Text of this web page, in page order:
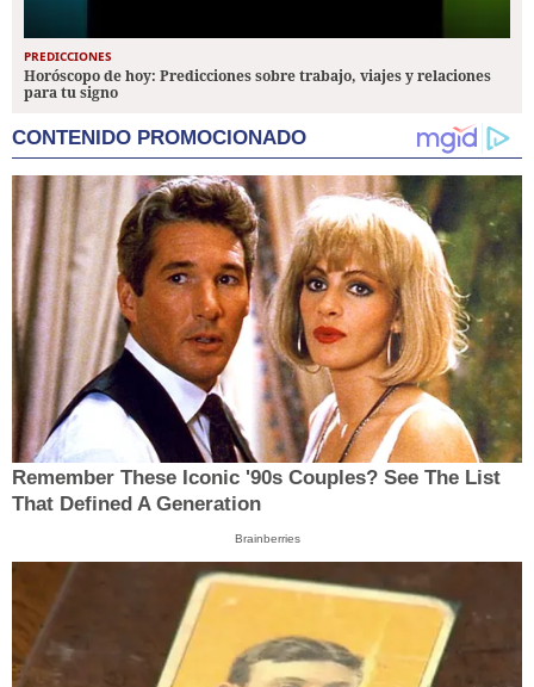
PREDICCIONES
Horóscopo de hoy: Predicciones sobre trabajo, viajes y relaciones
para tu signo
CONTENIDO PROMOCIONADO
Remember These Iconic '90s Couples? See The List
That Defined A Generation
Brainberries